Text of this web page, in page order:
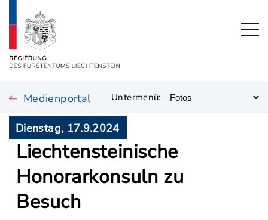
Medienportal Untermenü:
Dienstag, 17.9.2024
Liechtensteinische
Honorarkonsuln zu
Besuch